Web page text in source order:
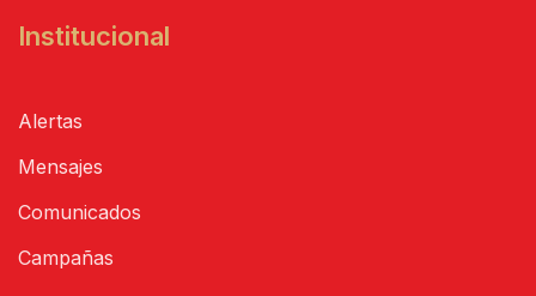
Institucional
Alertas
Mensajes
Comunicados
Campañas